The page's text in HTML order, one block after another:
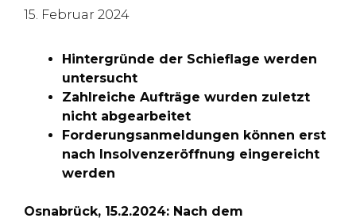
15. Februar 2024
Hintergründe der Schieflage werden
untersucht
Zahlreiche Aufträge wurden zuletzt
nicht abgearbeitet
Forderungsanmeldungen können erst
nach Insolvenzeröffnung eingereicht
werden
Osnabrück, 15.2.2024: Nach dem